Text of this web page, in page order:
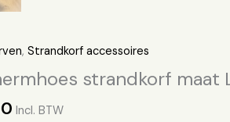
,Strandkorf accessoires
strandkorf maat
Incl. BTW